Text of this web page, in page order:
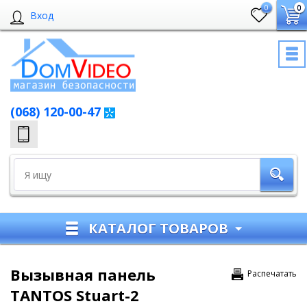
Вход
0 0
(068) 120-00-47
КАТАЛОГ ТОВАРОВ
Распечатать
Вызывная панель
TANTOS Stuart-2